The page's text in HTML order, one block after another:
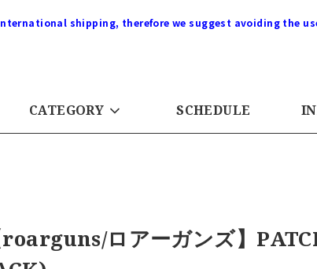
shipping, therefore we suggest avoiding the
CATEGORY SCHEDULE
roarguns/ロアーガンズ】